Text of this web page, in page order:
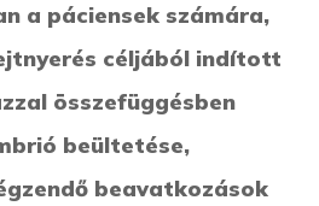
a páciensek számára,
céljából indított
összefüggésben
beültetése,
beavatkozások